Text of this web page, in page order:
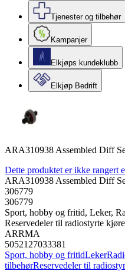
Tjenester og tilbehør
Kampanjer
Elkjøps kundeklubb
Elkjøp Bedrift
ARA310938 Assembled Diff
Dette produktet er ikke rangert
ARA310938 Assembled Diff
306779
306779
Sport, hobby og fritid, Leker,
Reservedeler til radiostyrte
ARRMA
5052127033381
Sport, hobby og fritidLeker
tilbehørReservedeler til